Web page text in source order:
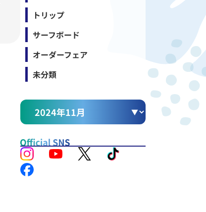
トリップ
サーフボード
オーダーフェア
未分類